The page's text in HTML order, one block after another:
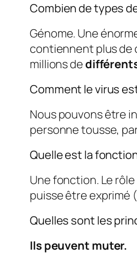
Combien de types
Génome. Une
contiennent plus de
millions de
Comment le virus
Nous pouvons être
personne tousse,
Quelle est la
Une fonction. Le
puisse être exprimé
Quelles sont les
Ils peuvent muter.